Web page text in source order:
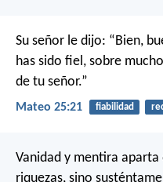
Su señor le dijo: “Bien,
has sido fiel, sobre
de tu señor.”
Mateo 25:21 fiabilidad
Vanidad y mentira aparta
riquezas, sino